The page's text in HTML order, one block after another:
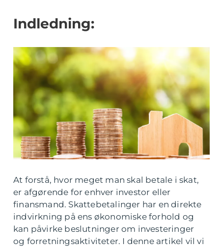
Indledning:
At forstå, hvor meget man skal betale i skat,
er afgørende for enhver investor eller
finansmand. Skattebetalinger har en direkte
indvirkning på ens økonomiske forhold og
kan påvirke beslutninger om investeringer
og forretningsaktiviteter. I denne artikel vil vi